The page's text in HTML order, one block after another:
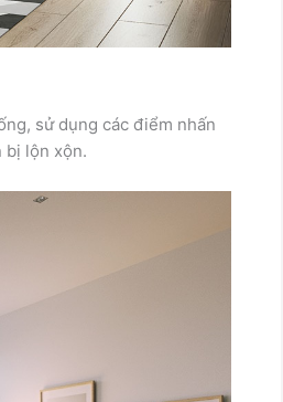
sử dụng các điểm nhấn
bị lộn xộn.